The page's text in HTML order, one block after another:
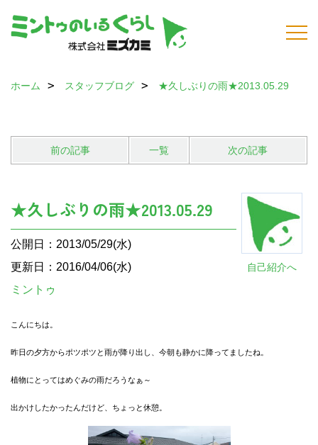
ホーム スタッフブログ ★久しぶりの雨★2013.05.29
前の記事 一覧 次の記事
自己紹介へ
★久しぶりの雨★2013.05.29
公開日：2013/05/29(水)
更新日：2016/04/06(水)
ミントゥ
こんにちは。
昨日の夕方からポツポツと雨が降り出し、今朝も静かに降ってましたね。
植物にとってはめぐみの雨だろうなぁ～
出かけしたかったんだけど、ちょっと休憩。